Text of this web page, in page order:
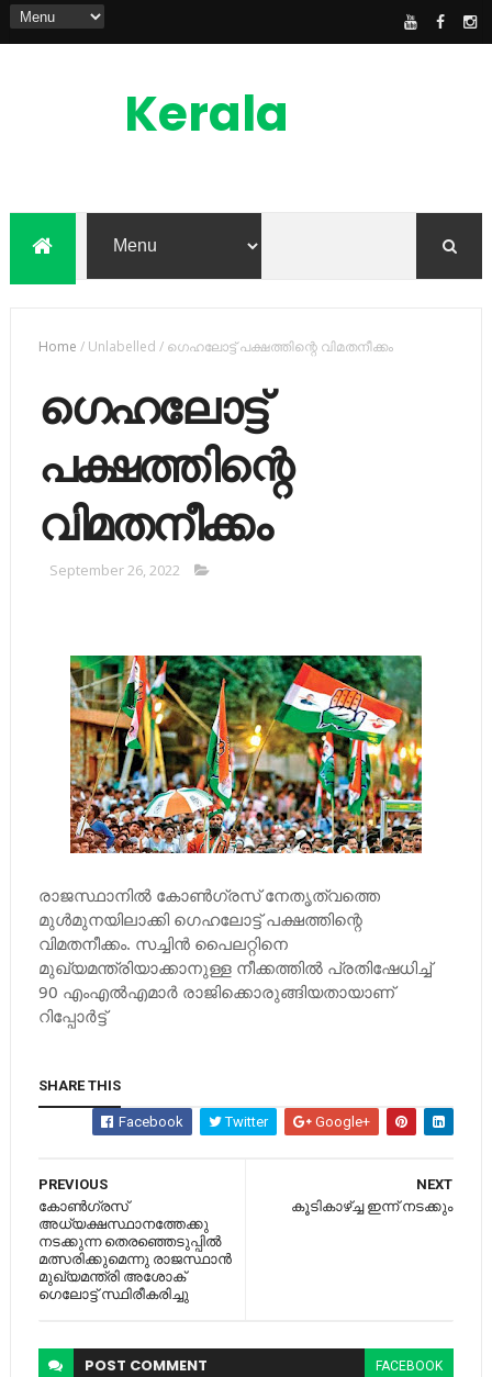
Kerala
Feed
Home /Unlabelled / ഗെഹലോട്ട് പക്ഷത്തിന്റെ വിമതനീക്കം
ഗെഹലോട്ട്
പക്ഷത്തിന്റെ
വിമതനീക്കം
September 26, 2022
രാജസ്ഥാനില്‍ കോണ്‍ഗ്രസ് നേതൃത്വത്തെ
മുള്‍മുനയിലാക്കി ഗെഹലോട്ട് പക്ഷത്തിന്റെ
വിമതനീക്കം. സച്ചിന്‍ പൈലറ്റിനെ
മുഖ്യമന്ത്രിയാക്കാനുള്ള നീക്കത്തില്‍ പ്രതിഷേധിച്ച്‌
90 എംഎല്‍എമാര്‍ രാജിക്കൊരുങ്ങിയതായാണ്
റിപ്പോര്‍ട്ട്
SHARE THIS
Facebook Twitter Google+
NEXT
കൂടികാഴ്ച്ച ഇന്ന് നടക്കും
PREVIOUS
കോണ്‍ഗ്രസ്
അധ്യക്ഷസ്ഥാനത്തേക്കു
നടക്കുന്ന തെരഞ്ഞെടുപ്പില്‍
മത്സരിക്കുമെന്നു രാജസ്ഥാന്‍
മുഖ്യമന്ത്രി അശോക്
ഗെലോട്ട് സ്ഥിരീകരിച്ചു
POST COMMENT FACEBOOK